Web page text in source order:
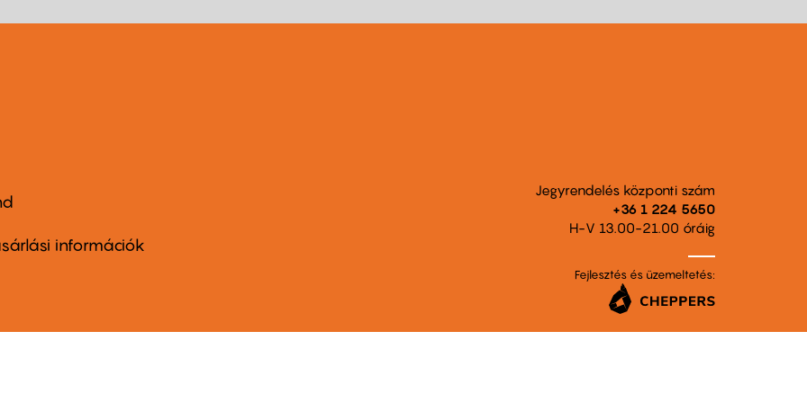
információk
Jegyrendelés központi szám
+36 1 224 5650
H-V 13.00-21.00 óráig
Fejlesztés és üzemeltetés: